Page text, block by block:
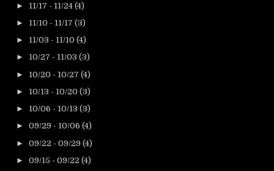
► 11/17 - 11/24 (4)
► 11/10 - 11/17 (3)
► 11/03 - 11/10 (4)
► 10/27 - 11/03 (3)
► 10/20 - 10/27 (4)
► 10/13 - 10/20 (3)
► 10/06 - 10/13 (3)
► 09/29 - 10/06 (4)
► 09/22 - 09/29 (4)
► 09/15 - 09/22 (4)